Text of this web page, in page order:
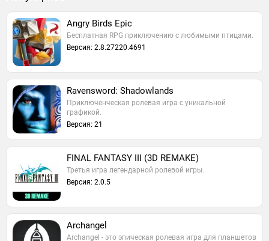
Angry Birds Epic
Бесплатная RPG приключению с любимыми птицами.
Версия: 2.8.27220.4691
Ravensword: Shadowlands
Приключенческая ролевая игра с уникальной
графикой.
Версия: 21
FINAL FANTASY III (3D REMAKE)
Третья игра легендарной ролевой игры.
Версия: 2.0.5
Archangel
Archangel - это эпическая ролевая игра для планшетов